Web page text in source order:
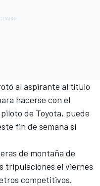
al aspirante al título
hacerse con el
de Toyota, puede
fin de semana si
de montaña de
tripulaciones el viernes
competitivos.